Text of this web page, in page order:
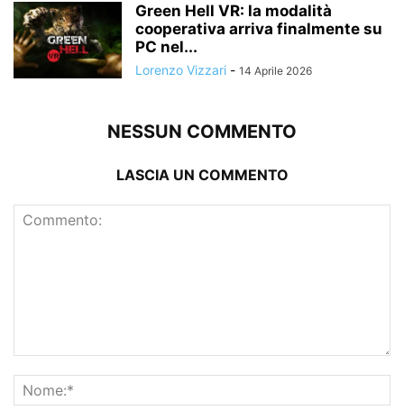
Green Hell VR: la modalità
cooperativa arriva finalmente su
PC nel...
Lorenzo Vizzari - 14 Aprile 2026
NESSUN COMMENTO
LASCIA UN COMMENTO